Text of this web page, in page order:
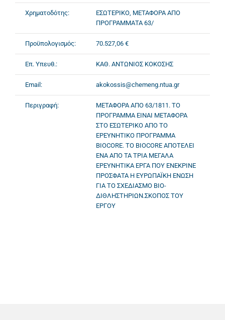
Χρηματοδότης:
ΕΣΩΤΕΡΙΚΟ, ΜΕΤΑΦΟΡΑ ΑΠΟ
ΠΡΟΓΡΑΜΜΑΤΑ 63/
Προϋπολογισμός: 70.527,06 €
Επ. Υπευθ.: ΚΑΘ. ΑΝΤΩΝΙΟΣ ΚΟΚΟΣΗΣ
Email: akokossis@chemeng.ntua.gr
Περιγραφή:
ΜΕΤΑΦΟΡΑ ΑΠΟ 63/1811. ΤΟ
ΠΡΟΓΡΑΜΜΑ ΕΙΝΑΙ ΜΕΤΑΦΟΡΑ
ΣΤΟ ΕΣΩΤΕΡΙΚΟ ΑΠΟ ΤΟ
ΕΡΕΥΝΗΤΙΚΟ ΠΡΟΓΡΑΜΜΑ
BIOCORE. ΤΟ BIOCORE ΑΠΟΤΕΛΕΙ
ΕΝΑ ΑΠΟ ΤΑ ΤΡΙΑ ΜΕΓΑΛΑ
ΕΡΕΥΝΗΤΙΚΑ ΕΡΓΑ ΠΟΥ ΕΝΕΚΡΙΝΕ
ΠΡΟΣΦΑΤΑ Η ΕΥΡΩΠΑΪΚΗ ΕΝΩΣΗ
ΓΙΑ ΤΟ ΣΧΕΔΙΑΣΜΟ ΒΙΟ-
ΔΙΘΛΗΣΤΗΡΙΩΝ.ΣΚΟΠΟΣ ΤΟΥ
ΕΡΓΟΥ